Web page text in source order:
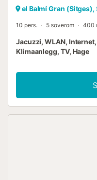
el Balmí Gran (Sitges),
10 pers. 5 soverom 400
Jacuzzi, WLAN,
Klimaanlegg, TV, Hage